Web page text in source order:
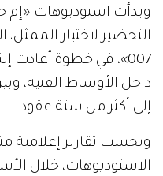
وبدأت استوديوهات «إم
التحضير لاختيار
007»، في خطوة
داخل الأوساط الفنية،
إلى أكثر من ستة عقود.
وبحسب تقارير
الاستوديوهات، خلال